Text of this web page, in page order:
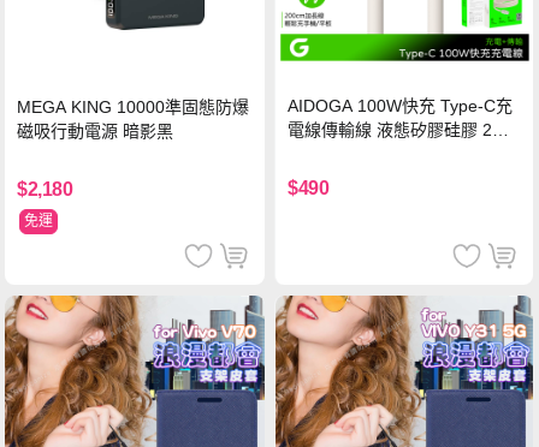
MEGA KING 10000準固態防爆
磁吸行動電源 暗影黑
$2,180
免運
AIDOGA 100W快充 Type-C充
電線傳輸線 液態矽膠硅膠 2M
$490